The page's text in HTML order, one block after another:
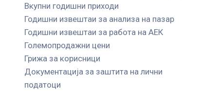
Вкупни годишни приходи
Годишни извештаи за анализа на пазар
Годишни извештаи за работа на АЕК
Големопродажни цени
Грижа за корисници
Документација за заштита на лични
податоци